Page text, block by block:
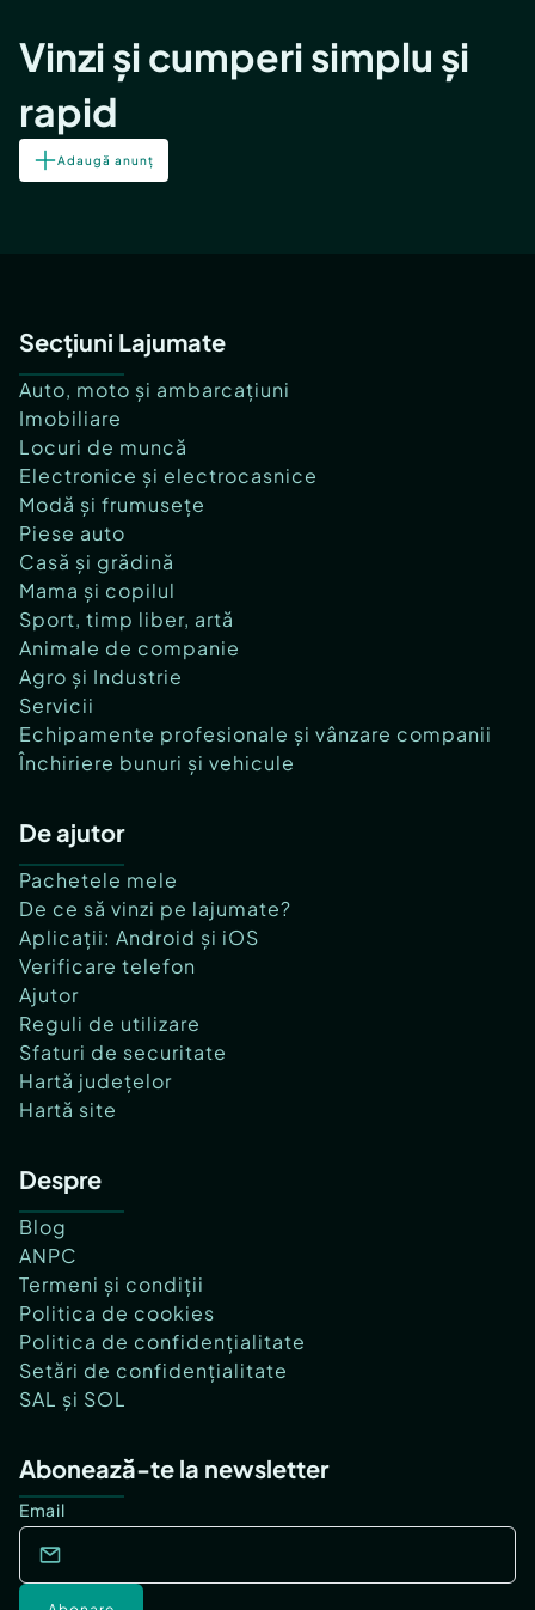
Vinzi și cumperi simplu și
rapid
Adaugă anunț
Secțiuni Lajumate
Auto, moto și ambarcațiuni
Imobiliare
Locuri de muncă
Electronice și electrocasnice
Modă și frumusețe
Piese auto
Casă și grădină
Mama și copilul
Sport, timp liber, artă
Animale de companie
Agro și Industrie
Servicii
Echipamente profesionale și vânzare companii
Închiriere bunuri și vehicule
De ajutor
Pachetele mele
De ce să vinzi pe lajumate?
Aplicații: Android și iOS
Verificare telefon
Ajutor
Reguli de utilizare
Sfaturi de securitate
Hartă județelor
Hartă site
Despre
Blog
ANPC
Termeni și condiții
Politica de cookies
Politica de confidențialitate
Setări de confidențialitate
SAL și SOL
Abonează-te la newsletter
Email